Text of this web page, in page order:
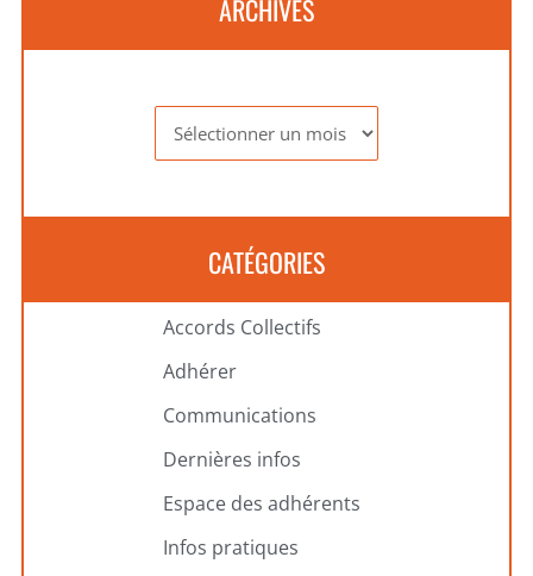
ARCHIVES
CATÉGORIES
Accords Collectifs
Adhérer
Communications
Dernières infos
Espace des adhérents
Infos pratiques